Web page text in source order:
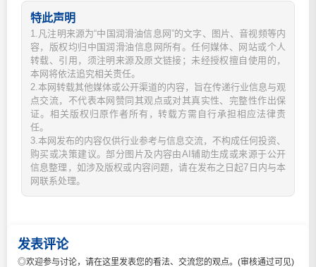
特此声明
1.凡注明来源为“中国润滑油信息网”的文字、图片、音视频等内
容，版权均归中国润滑油信息网所有。任何媒体、网站或个人
转载、引用，须注明来源及原文链接；未经授权擅自使用的，
本网将依法追究相关责任。
2.本网转载其他媒体或公开渠道的内容，旨在传递行业信息与观
点交流，不代表本网赞同其观点或对其真实性、完整性作出保
证。相关版权归原作者所有，转载方需自行承担相应法律责
任。
3.本网发布的内容仅供行业参考与信息交流，不构成任何投资、
购买或决策建议。部分图片及内容由AI辅助生成或来源于公开
信息整理，如涉及版权或内容问题，请在发布之日起7日内与本
网联系处理。
发表评论
◎欢迎参与讨论，请在这里发表您的看法、交流您的观点。(审核通过可见)